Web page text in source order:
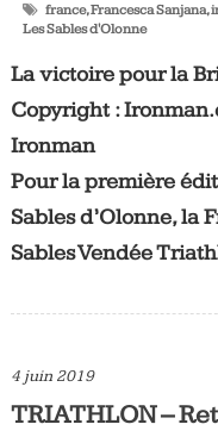
france,Francesca Sanjana,
Les Sables d'Olonne
La victoire pour la
Copyright :
Ironman
Pour la première
Sables d’Olonne, la
Sables Vendée
4 juin 2019
TRIATHLON –